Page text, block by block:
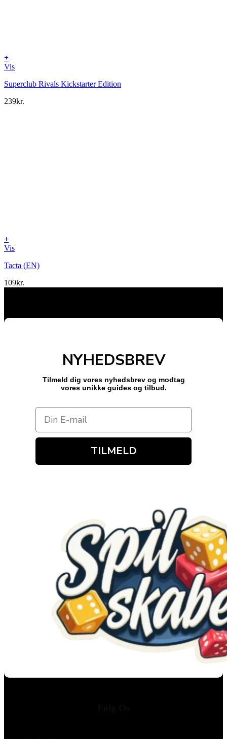
+
Vis
Superclub Rivals Kickstarter Edition
239kr.
+
Vis
Tacta (EN)
109kr.
NYHEDSBREV
Tilmeld dig vores nyhedsbrev og modtag
vores unikke guides og tilbud.
TILMELD